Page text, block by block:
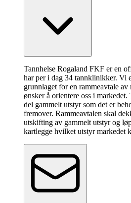
Tannhelse Rogaland FKF er en
har per i dag 34 tannklinikker. Vi
grunnlaget for en rammeavtale
ønsker å orientere oss i markedet.
del gammelt utstyr som det er
fremover. Rammeavtalen skal
utskifting av gammelt utstyr og
kartlegge hvilket utstyr markedet